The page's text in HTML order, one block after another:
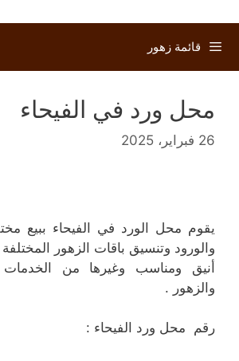
قائمة زهور
محل ورد في الفيحاء
26 فبراير، 2025
يقوم محل الورد في الفيحاء ببيع
والورود وتنسيق باقات الزهور
أنيق ومناسب وغيرها من الخدمات
والزهور .
رقم محل ورد الفيحاء :